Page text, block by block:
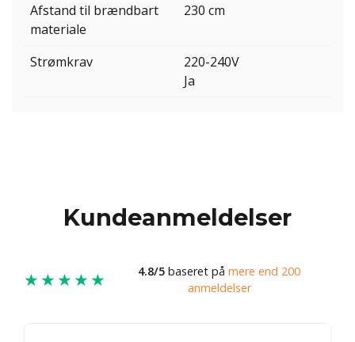
Afstand til brændbart
materiale
230 cm
Strømkrav
220-240V
Ja
Kundeanmeldelser
★★★★★ 4.8/5 baseret på mere end 200
anmeldelser